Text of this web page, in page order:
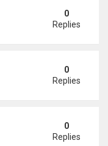
người cũ của vợ
0
Replies
Linh viếng vợ cũ ..
0
Replies
bạn trai trên du
0
Replies